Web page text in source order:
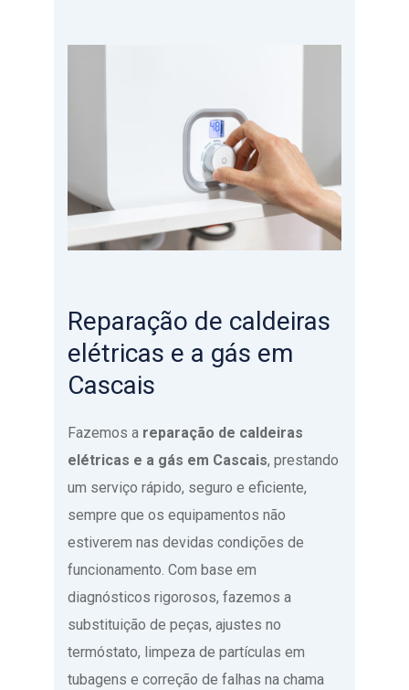
Reparação de caldeiras
elétricas e a gás em
Cascais
Fazemos a reparação de caldeiras
elétricas e a gás em Cascais, prestando
um serviço rápido, seguro e eficiente,
sempre que os equipamentos não
estiverem nas devidas condições de
funcionamento. Com base em
diagnósticos rigorosos, fazemos a
substituição de peças, ajustes no
termóstato, limpeza de partículas em
tubagens e correção de falhas na chama